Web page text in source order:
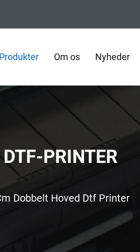
Produkter Om os Nyheder
PRINTER
Dobbelt Hoved Dtf Printer